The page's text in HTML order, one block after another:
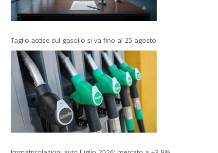
Taglio accise sul gasolio si va fino al 25 agosto